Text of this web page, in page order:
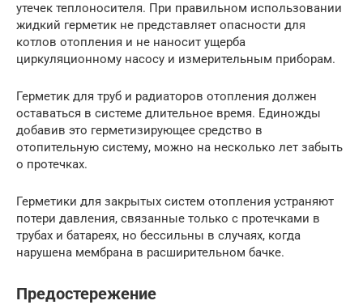
утечек теплоносителя. При правильном использовании
жидкий герметик не представляет опасности для
котлов отопления и не наносит ущерба
циркуляционному насосу и измерительным приборам.
Герметик для труб и радиаторов отопления должен
оставаться в системе длительное время. Единожды
добавив это герметизирующее средство в
отопительную систему, можно на несколько лет забыть
о протечках.
Герметики для закрытых систем отопления устраняют
потери давления, связанные только с протечками в
трубах и батареях, но бессильны в случаях, когда
нарушена мембрана в расширительном бачке.
Предостережение